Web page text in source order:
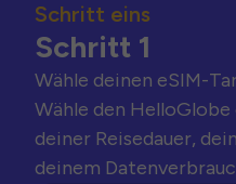
Schritt eins
Schritt 1
Wähle deinen eSIM-
Wähle den
deiner Reisedauer,
deinem